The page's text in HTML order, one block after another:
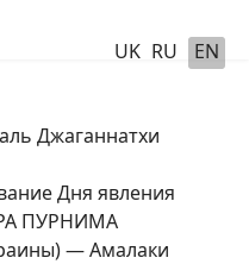
UK RU EN
Джаганнатхи
Дня явления
ПУРНИМА
— Амалаки